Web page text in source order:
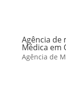
Agência de
Médica em
Agência de